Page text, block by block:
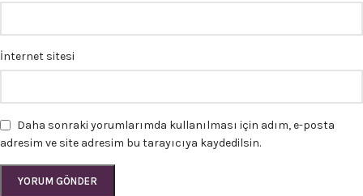
İnternet sitesi
Daha sonraki yorumlarımda kullanılması için adım, e-posta
adresim ve site adresim bu tarayıcıya kaydedilsin.